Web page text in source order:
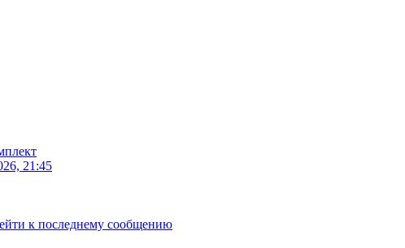
21:45
к последнему сообщению